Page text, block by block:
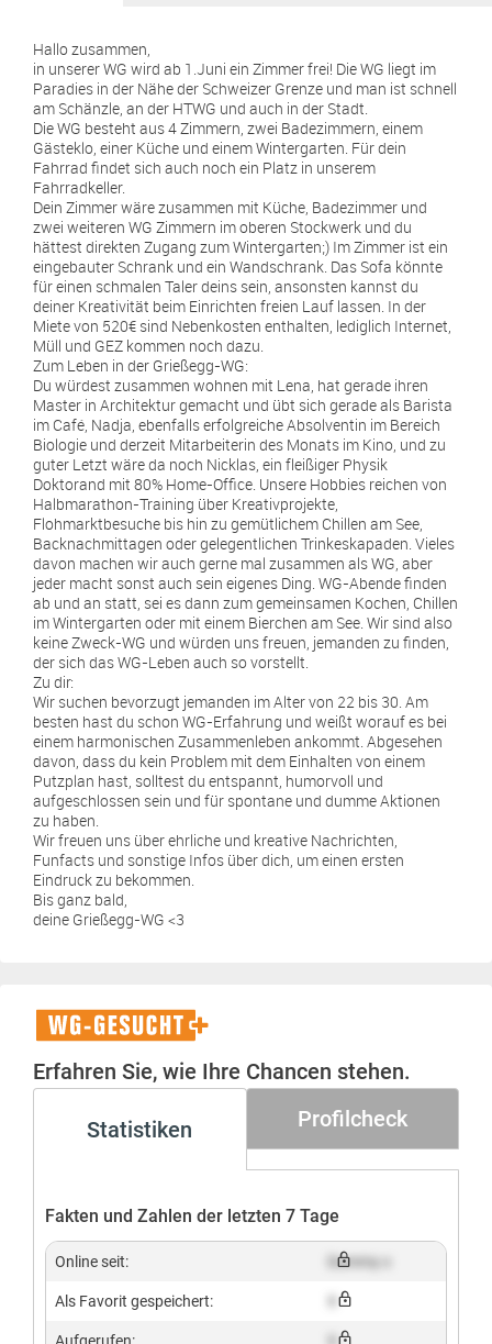
Hallo zusammen,
in unserer WG wird ab 1.Juni ein Zimmer frei! Die WG liegt im
Paradies in der Nähe der Schweizer Grenze und man ist schnell
am Schänzle, an der HTWG und auch in der Stadt.
Die WG besteht aus 4 Zimmern, zwei Badezimmern, einem
Gästeklo, einer Küche und einem Wintergarten. Für dein
Fahrrad findet sich auch noch ein Platz in unserem
Fahrradkeller.
Dein Zimmer wäre zusammen mit Küche, Badezimmer und
zwei weiteren WG Zimmern im oberen Stockwerk und du
hättest direkten Zugang zum Wintergarten;) Im Zimmer ist ein
eingebauter Schrank und ein Wandschrank. Das Sofa könnte
für einen schmalen Taler deins sein, ansonsten kannst du
deiner Kreativität beim Einrichten freien Lauf lassen. In der
Miete von 520€ sind Nebenkosten enthalten, lediglich Internet,
Müll und GEZ kommen noch dazu.
Zum Leben in der Grießegg-WG:
Du würdest zusammen wohnen mit Lena, hat gerade ihren
Master in Architektur gemacht und übt sich gerade als Barista
im Café, Nadja, ebenfalls erfolgreiche Absolventin im Bereich
Biologie und derzeit Mitarbeiterin des Monats im Kino, und zu
guter Letzt wäre da noch Nicklas, ein fleißiger Physik
Doktorand mit 80% Home-Office. Unsere Hobbies reichen von
Halbmarathon-Training über Kreativprojekte,
Flohmarktbesuche bis hin zu gemütlichem Chillen am See,
Backnachmittagen oder gelegentlichen Trinkeskapaden. Vieles
davon machen wir auch gerne mal zusammen als WG, aber
jeder macht sonst auch sein eigenes Ding. WG-Abende finden
ab und an statt, sei es dann zum gemeinsamen Kochen, Chillen
im Wintergarten oder mit einem Bierchen am See. Wir sind also
keine Zweck-WG und würden uns freuen, jemanden zu finden,
der sich das WG-Leben auch so vorstellt.
Zu dir:
Wir suchen bevorzugt jemanden im Alter von 22 bis 30. Am
besten hast du schon WG-Erfahrung und weißt worauf es bei
einem harmonischen Zusammenleben ankommt. Abgesehen
davon, dass du kein Problem mit dem Einhalten von einem
Putzplan hast, solltest du entspannt, humorvoll und
aufgeschlossen sein und für spontane und dumme Aktionen
zu haben.
Wir freuen uns über ehrliche und kreative Nachrichten,
Funfacts und sonstige Infos über dich, um einen ersten
Eindruck zu bekommen.
Bis ganz bald,
deine Grießegg-WG <3
WG-
Gesucht+
Erfahren Sie, wie Ihre Chancen stehen.
Statistiken Profilcheck
Fakten und Zahlen der letzten 7 Tage
Online seit: Dummy x
Als Favorit gespeichert: